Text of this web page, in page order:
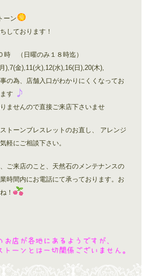
ーン
しております！
時 （日曜のみ１８時迄）
),7(金),11(火),12(水),16(日),20(木),
の為、店舗入口がわかりにくくなってお
す
ませんので直接ご来店下さいませ
トーンブレスレットのお直し、 アレンジ
軽にご相談下さい。
ご来店のこと、天然石のメンテナンスの
時間内にお電話にて承っております。お
！